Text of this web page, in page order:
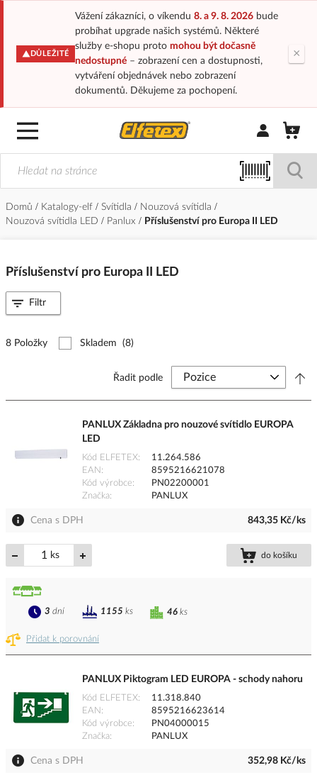
DŮLEŽITÉ
Vážení zákazníci, o víkendu 8. a 9. 8. 2026bude
probíhat upgrade našich systémů. Některé
služby e-shopu proto mohou být dočasně
nedostupné– zobrazení cen a dostupnosti,
vytváření objednávek nebo zobrazení
dokumentů. Děkujeme za pochopení.
×
Přihlásit/
Domů Katalogy-elf Svítidla
Nouzová svítidla
Nouzová svítidla LED
Panlux Příslušenství pro Europa II LED
Příslušenství pro Europa II LED
8 Položky Skladem (8)
Řadit podle
PANLUX Základna pro nouzové svítidlo EUROPA
LED
Kód ELFETEX
11.264.586
EAN
8595216621078
Kód výrobce
PN02200001
Značka
PANLUX
Cena s DPH 843,35 Kč/ks
ks do košíku
Přidat k porovnání
46 ks
3 dní 1155 ks
PANLUX Piktogram LED EUROPA - schody nahoru
Kód ELFETEX
11.318.840
EAN
8595216623614
Kód výrobce
PN04000015
Značka
PANLUX
Cena s DPH 352,98 Kč/ks
Filtr